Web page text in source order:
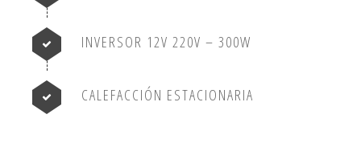
INVERSOR 12V 220V – 300W
CALEFACCIÓN ESTACIONARIA